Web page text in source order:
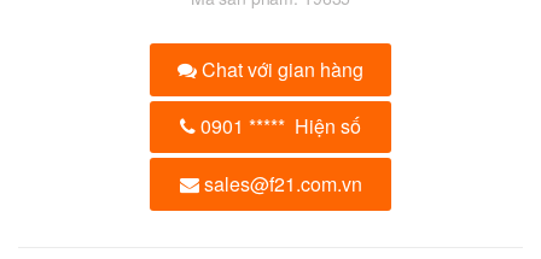
Chat với gian hàng
0901 ***** Hiện số
sales@f21.com.vn